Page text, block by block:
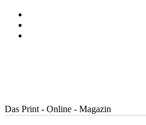
Das Print - Online - Magazin